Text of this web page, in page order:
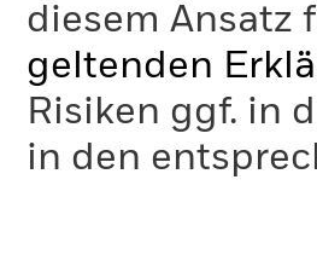
diesem Ansatz
geltenden
Risiken ggf. in
in den